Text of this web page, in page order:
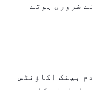
ضروری ہوتے
بینک اکاؤنٹس